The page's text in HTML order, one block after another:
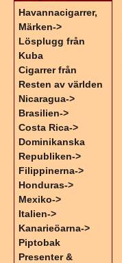
Havannacigarrer,
Märken->
Lösplugg från
Kuba
Cigarrer från
Resten av världen
Nicaragua->
Brasilien->
Costa Rica->
Dominikanska
Republiken->
Filippinerna->
Honduras->
Mexiko->
Italien->
Kanarieöarna->
Piptobak
Presenter &